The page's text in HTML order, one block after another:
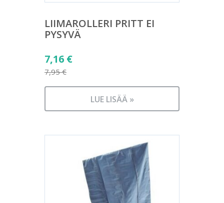
LIIMAROLLERI PRITT EI
PYSYVÄ
7,95€
Alkuperäinen
hinta
oli:
7,16 €
Nykyinen
on:
LUE LISÄÄ »